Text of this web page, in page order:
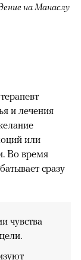
на Манаслу
и лечения
или
Во время
сразу
чувства